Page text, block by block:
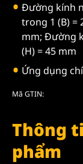
Đường kính
trong 1 (B) =
mm; Đường
(H) = 45 mm
Ứng dụng
Mã GTIN:
Thông
phẩm